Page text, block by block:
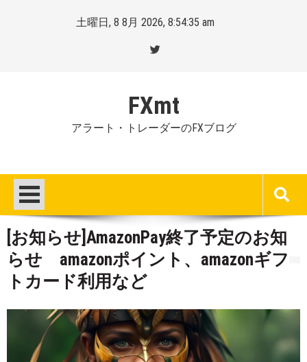
土曜日, 8 8月 2026, 8:54:36 am
FXmt
アラート・トレーダーのFXブログ
[お知らせ]AmazonPay終了予定のお知
らせ amazonポイント、amazonギフ
トカード利用など
more